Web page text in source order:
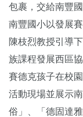
包裹，交給南豐
南豐國小以發展
陳枝烈教授引導
族課程發展西區
賽德克孩子在校
活動現場並展示
俗」、「德固達